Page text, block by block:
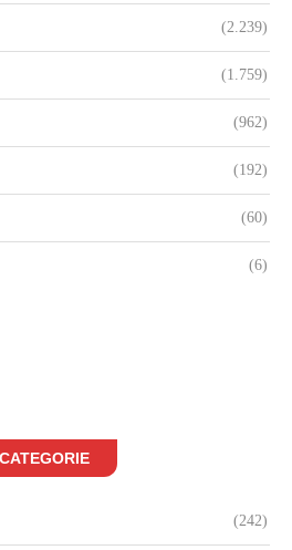
(2.239)
(1.759)
(962)
(192)
(60)
(6)
CATEGORIE
(242)